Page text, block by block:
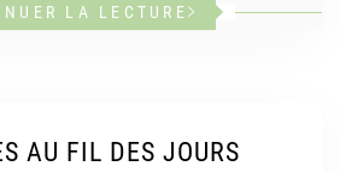
LA LECTURE
AU FIL DES JOURS